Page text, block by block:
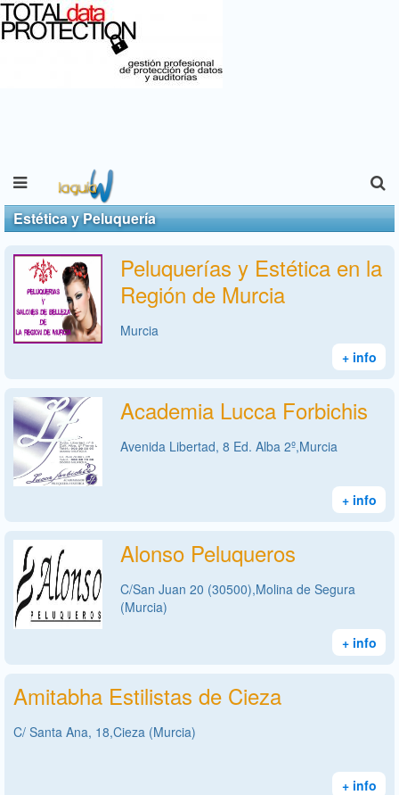
Estética y Peluquería
Peluquerías y Estética en la
Región de Murcia
Murcia
+ info
Academia Lucca Forbichis
Avenida Libertad, 8 Ed. Alba 2º,Murcia
+ info
Alonso Peluqueros
C/San Juan 20 (30500),Molina de Segura
(Murcia)
+ info
Amitabha Estilistas de Cieza
C/ Santa Ana, 18,Cieza (Murcia)
+ info